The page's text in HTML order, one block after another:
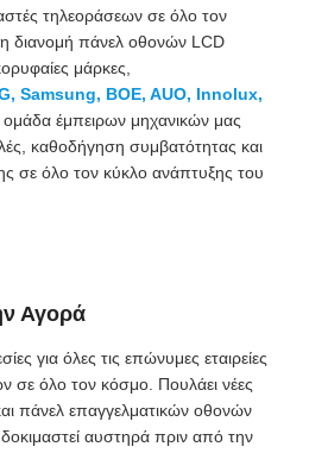
τηλεοράσεων σε όλο τον
διανομή πάνελ οθονών LCD
μάρκες,
Samsung, BOE, AUO, Innolux,
ομάδα έμπειρων μηχανικών μας
καθοδήγηση συμβατότητας και
σε όλο τον κύκλο ανάπτυξης του
Αγορά
για όλες τις επώνυμες εταιρείες
σε όλο τον κόσμο. Πουλάει νέες
πάνελ επαγγελματικών οθονών
αυστηρά πριν από την